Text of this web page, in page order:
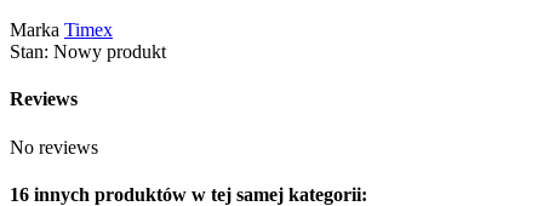
Marka Timex
Stan: Nowy produkt
Reviews
No reviews
16 innych produktów w tej samej kategorii: